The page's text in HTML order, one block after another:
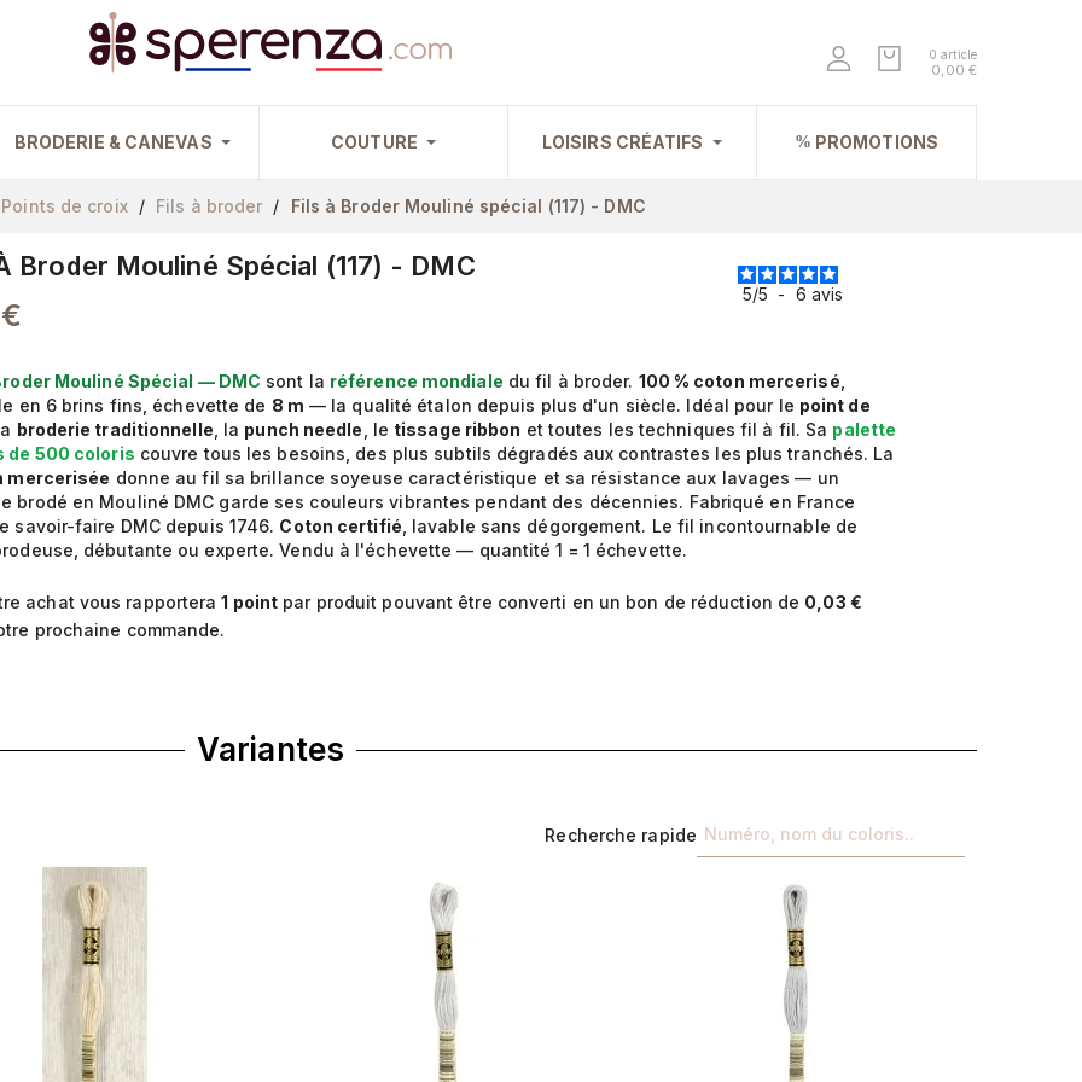
0 article
0,00 €
BRODERIE & CANEVAS COUTURE LOISIRS CRÉATIFS PROMOTIONS
Points de croix Fils à broder Fils à Broder Mouliné spécial (117) - DMC
Broder Mouliné Spécial (117) - DMC
5/5 - 6 avis
Mouliné Spécial — DMC sont la référence mondiale du fil à broder. 100 % coton mercerisé
en 6 brins fins, échevette de 8 m — la qualité étalon depuis plus d'un siècle. Idéal pour le point de
broderie traditionnelle , la punch needle , le tissage ribbon et toutes les techniques fil à fil. Sa palette
de 500 coloris couvre tous les besoins, des plus subtils dégradés aux contrastes les plus tranchés. La
mercerisée donne au fil sa brillance soyeuse caractéristique et sa résistance aux lavages — un
brodé en Mouliné DMC garde ses couleurs vibrantes pendant des décennies. Fabriqué en France
savoir-faire DMC depuis 1746. Coton certifié , lavable sans dégorgement. Le fil incontournable de
débutante ou experte. Vendu à l'échevette — quantité 1 = 1 échevette.
achat vous rapportera1 point par produit pouvant être converti en un bon de réduction de 0,03 €
prochaine commande.
Variantes
Recherche rapide